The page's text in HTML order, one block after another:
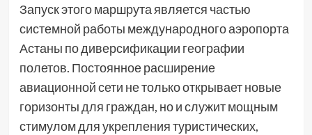
Запуск этого маршрута является частью
системной работы международного аэропорта
Астаны по диверсификации географии
полетов. Постоянное расширение
авиационной сети не только открывает новые
горизонты для граждан, но и служит мощным
стимулом для укрепления туристических,